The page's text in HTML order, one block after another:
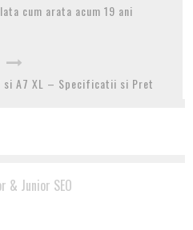
cum arata acum 19 ani
si A7 XL – Specificatii si Pret
& Junior SEO